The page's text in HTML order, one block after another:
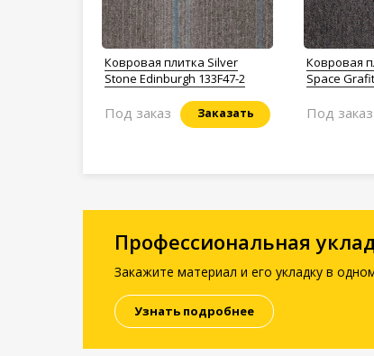
Ковровая плитка Silver
Stone Edinburgh 133F47-2
Заказать
Под заказ
Ковровая
Space Grafit
Под заказ
Профессиональная
Закажите материал и его укладку в
Узнать подробнее